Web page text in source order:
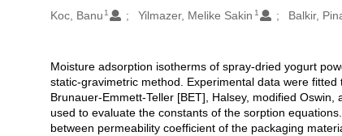
Oluşturanlar
Koc, Banu 1 Yilmazer, Melike Sakin 1 Balkir,
Açıklama
Moisture adsorption isotherms of spray-dried yogurt
static-gravimetric method. Experimental data were
Brunauer-Emmett-Teller [BET], Halsey, modified
used to evaluate the constants of the sorption
between permeability coefficient of the packaging